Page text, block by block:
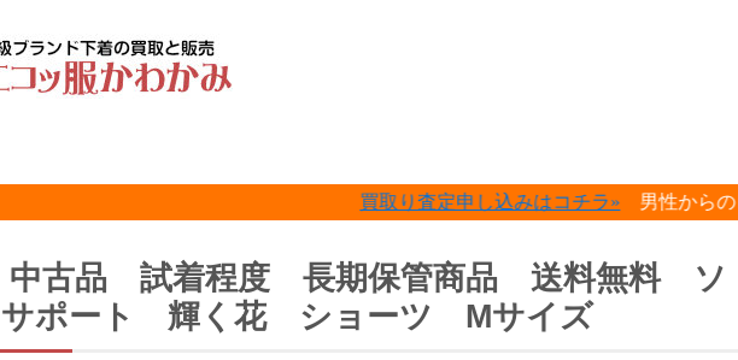
買取り査定申し込みはコチラ» 男性からのレディース下着
古品 試着程度 長期保管商品 送料無料 ソ
ポート 輝く花 ショーツ Mサイズ